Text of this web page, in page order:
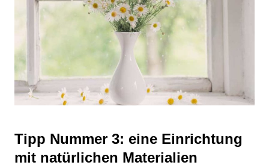
Tipp Nummer 3: eine Einrichtung
mit natürlichen Materialien